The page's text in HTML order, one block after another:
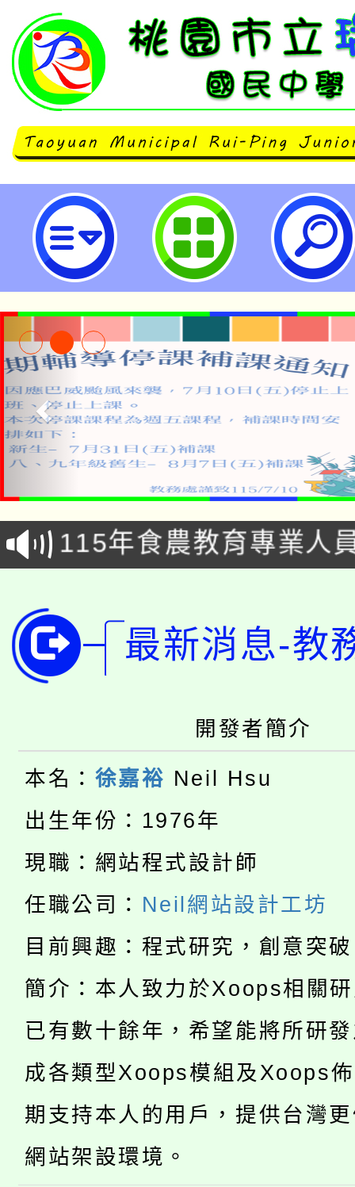
neilrpjhstyc網站設計者：徐嘉
淨零綠生活教案入校路
會
115年食農教育專業人
程
學期銜接期間理賠案件
學籍身 分審查程序及
版
淨零綠領人才培育課程
公告本校115學年度第
桃園市115學年度學生
生本土語及新住民語歌
公告本校115學年度第
代理(課)教師甄選結果(
公告本校115學年度第
代理(課)教師甄選結果(
轉知中國文化大學推廣
《TA101》溝通分析基
程，歡迎學生輔導中心
心理、諮商輔導、社會
系所師生報名參加。
淨零綠生活教案入校路
會
115年食農教育專業人
程
學籍身 分審查程序及
版
淨零綠領人才培育課程
公告本校115學年度第
代理(課)教師甄選結果(
「2026金融保險知識
車」活動
桃園市115學年度學生
生本土語及新住民語歌
公告本校115學年度第
最新消息-教
開發者簡介
本名： 徐嘉裕 Neil Hsu
出生年份：1976年
現職：網站程式設計師
任職公司： Neil網站設計工坊
目前興趣：程式研究，創意突
簡介：本人致力於Xoops相關
已有數十餘年，希望能將所研
成各類型Xoops模組及Xoops
期支持本人的用戶，提供台灣
網站架設環境。